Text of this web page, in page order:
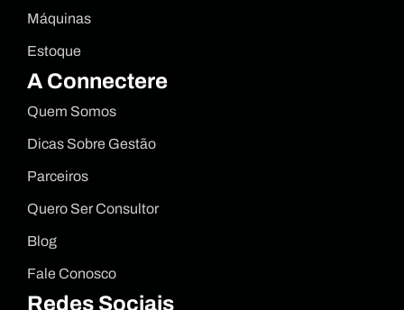
Máquinas
Estoque
A Connectere
Quem Somos
Dicas Sobre Gestão
Parceiros
Quero Ser Consultor
Blog
Fale Conosco
Redes Sociais